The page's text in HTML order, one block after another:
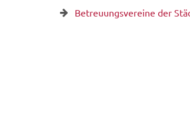
Betreuungsvereine der